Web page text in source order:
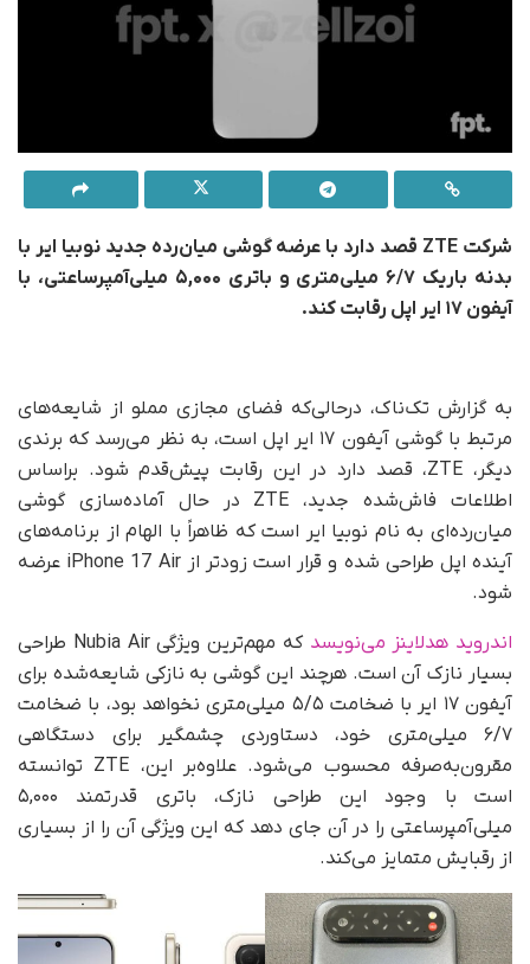
شرکت ZTE قصد دارد با عرضه گوشی میان‌رده جدید نوبیا ایر با
بدنه باریک ۶/۷ میلی‌متری و باتری ۵,۰۰۰ میلی‌آمپرساعتی، با
آیفون ۱۷ ایر اپل رقابت کند.
به گزارش تک‌ناک، درحالی‌که فضای مجازی مملو از شایعه‌های
مرتبط با گوشی آیفون ۱۷ ایر اپل است، به نظر می‌رسد که برندی
دیگر، ZTE، قصد دارد در این رقابت پیش‌قدم شود. براساس
اطلاعات فاش‌شده جدید، ZTE در حال آماده‌سازی گوشی
میان‌رده‌ای به نام نوبیا ایر است که ظاهراً با الهام از برنامه‌های
آینده اپل طراحی شده و قرار است زودتر از iPhone 17 Air عرضه
شود.
اندروید هدلاینز می‌نویسد
که مهم‌ترین ویژگی Nubia Air طراحی
بسیار نازک آن است. هرچند این گوشی به نازکی شایعه‌شده برای
آیفون ۱۷ ایر با ضخامت ۵/۵ میلی‌متری نخواهد بود، با ضخامت
۶/۷ میلی‌متری خود، دستاوردی چشمگیر برای دستگاهی
مقرون‌به‌صرفه محسوب می‌شود. علاوه‌بر این، ZTE توانسته
است با وجود این طراحی نازک، باتری قدرتمند ۵,۰۰۰
میلی‌آمپرساعتی را در آن جای دهد که این ویژگی آن را از بسیاری
از رقبایش متمایز می‌کند.